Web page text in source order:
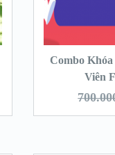
Combo
Viên